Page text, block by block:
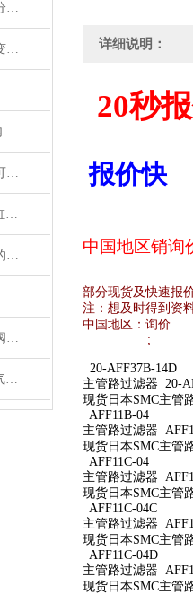
SMC速度控制阀的作用以及分类情况介绍
SMC自动化气动技术如何改变制造业?
博世力士乐 | 无需控制柜，内部物流新解决方案
SMC自动化灵活填充健康和可持续食品
锁定阀日常润滑：保障与气缸联动时的顺畅性
SMC气动技术在包装行业中的研究
SMC工作原理运用到自身的阀体原理介绍
Vention 与 SMC 合作，实现气动设备的数字化工程
详细说明：
20秒
报价快
中国地区销询
部分现货及快速报
注：想及时得到资
中国地区： 询价
;
20-AFF37B-14D
主管路过滤器 20-
现货日本SMC主管
AFF11B-04
主管路过滤器
现货日本SMC主管
AFF11C-04
主管路过滤器
现货日本SMC主管
AFF11C-04C
主管路过滤器
现货日本SMC主管
AFF11C-04D
主管路过滤器
现货日本SMC主管